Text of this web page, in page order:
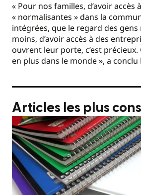
« Pour nos familles, d’avoir accès
« normalisantes » dans la
intégrées, que le regard des
moins, d’avoir accès à des
ouvrent leur porte, c’est
en plus dans le monde », a
Articles les plus